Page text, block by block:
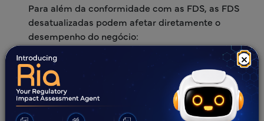
×
Para além da conformidade com as FDS, as FDS
desatualizadas podem afetar diretamente o
desempenho do negócio:
Riscos de Acesso ao Mercado:
FDS não
conformes podem impedir a entrada em
mercados regulamentados
Perda de Receita:
Atrasos nos envios e rejeições